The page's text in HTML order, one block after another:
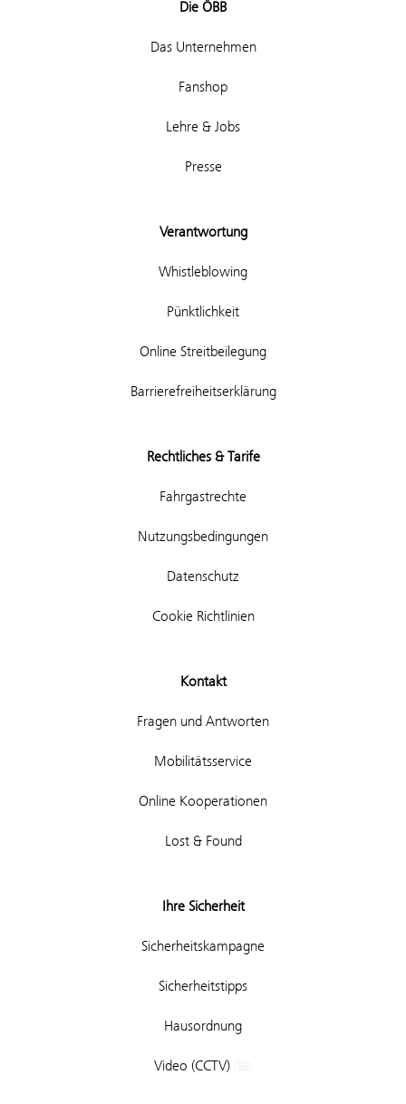
Die ÖBB
Das Unternehmen
Fanshop
Lehre & Jobs
Presse
Verantwortung
Whistleblowing
Pünktlichkeit
Online Streitbeilegung
Barrierefreiheitserklärung
Rechtliches & Tarife
Fahrgastrechte
Nutzungsbedingungen
Datenschutz
Cookie Richtlinien
Kontakt
Fragen und Antworten
Mobilitätsservice
Online Kooperationen
Lost & Found
Ihre Sicherheit
Sicherheitskampagne
Sicherheitstipps
Hausordnung
Video (CCTV)